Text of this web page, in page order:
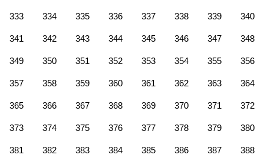
333 334 335 336 337 338 339 340
341 342 343 344 345 346 347 348
349 350 351 352 353 354 355 356
357 358 359 360 361 362 363 364
365 366 367 368 369 370 371 372
373 374 375 376 377 378 379 380
381 382 383 384 385 386 387 388